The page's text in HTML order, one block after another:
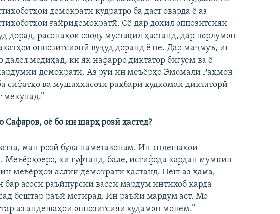
демократӣ қудратро ба даст оварда ё аз
ғайридемократӣ. Оё дар дохил оппозитсияи
дорад, расонаҳои озоду мустақил ҳастанд, дар порлумон
оппозитсионӣ вуҷуд доранд ё не. Дар маҷмуъ, ин
далел медиҳад, ки як нафарро диктатор бигӯем ва ё
демократӣ. Аз рӯи ин меъёрҳо Эмомалӣ Раҳмон
сифатҳо ва мушаххасоти раҳбари худкомаи диктаторӣ
мекунад.”
Сафаров, оё бо ин шарҳ розӣ ҳастед?
ман розӣ буда наметавонам. Ин андешаҳои
Меъёрҳоеро, ки гуфтанд, бале, истифода кардан мумкин
ин меъёрҳои аслии демократӣ ҳастанд. Пеш аз ҳама,
бар асоси раъйпурсии васеи мардум интихоб карда
бештар раъй мегирад. Ин раъйи мардум аст. Мо
аз андешаҳои оппозитсияи худамон монем.”